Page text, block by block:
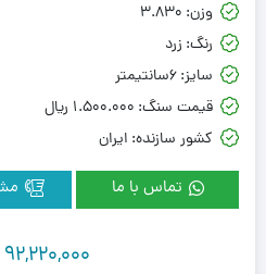
وزن: 3.830
رنگ: زرد
سایز:6سانتیمتر
قیمت سنگ: 1.500.000 ريال
کشور سازنده: ایران
تماس با ما
92,220,000